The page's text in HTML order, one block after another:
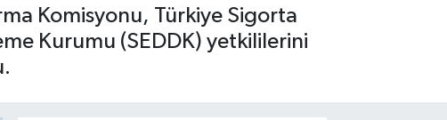
Komisyonu, Türkiye Sigorta
Kurumu (SEDDK) yetkililerini